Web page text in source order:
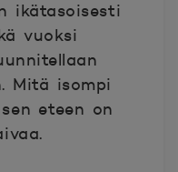
ikätasoisesti
vuoksi
Mitä isompi
eteen on